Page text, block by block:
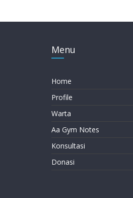
Menu
Home
Profile
Warta
Aa Gym Notes
Konsultasi
Donasi